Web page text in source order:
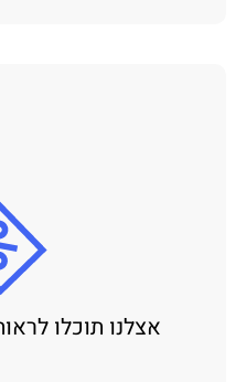
אצלנו תוכלו